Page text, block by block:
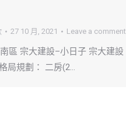
27 10 月, 2021 Leave a comment
區 宗大建設–小日子 宗大建設
局規劃： 二房(2…